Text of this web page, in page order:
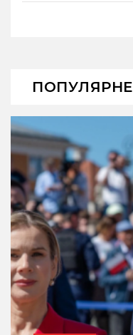
ПОПУЛЯРНЕ